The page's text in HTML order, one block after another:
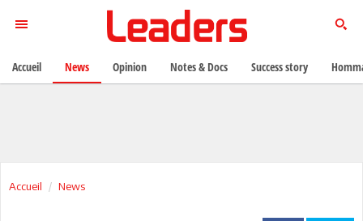
Accueil News
Accueil News Opinion Notes & Docs Success story